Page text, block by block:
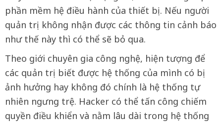
phần mềm hệ điều hành của thiết bị. Nếu người
quản trị không nhận được các thông tin cảnh báo
như thế này thì có thể sẽ bỏ qua.
Theo giới chuyên gia công nghệ, hiện tượng để
các quản trị biết được hệ thống của mình có bị
ảnh hưởng hay không đó chính là hệ thống tự
nhiên ngưng trệ. Hacker có thể tấn công chiếm
quyền điều khiển và nằm lâu dài trong hệ thống